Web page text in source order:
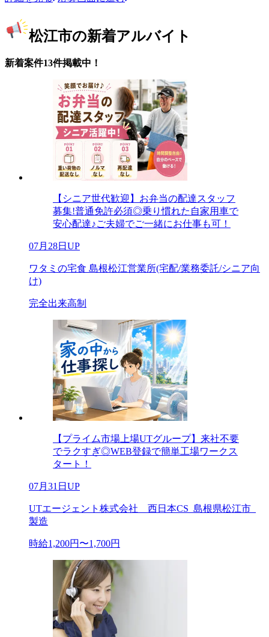
松江市の新着アルバイト
新着案件13件掲載中！
【シニア世代歓迎】お弁当の配達スタッフ
募集!普通免許必須◎乗り慣れた自家用車で
安心配達♪ご夫婦でご一緒にお仕事も可！
07月28日UP
ワタミの宅食 島根松江営業所(宅配/業務委託/シニア向
け)
完全出来高制
【プライム市場上場UTグループ】来社不要
でラクすぎ◎WEB登録で簡単工場ワークス
タート！
07月31日UP
UTエージェント株式会社 西日本CS_島根県松江市_
製造
時給1,200円〜1,700円